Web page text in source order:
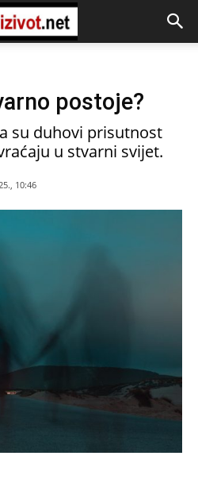
postoje?
su duhovi prisutnost
u stvarni svijet.
10:46